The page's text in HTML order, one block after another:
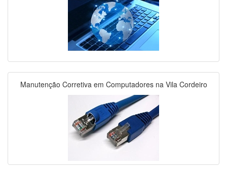
Manutenção Corretiva em Computadores na Vila Cordeiro